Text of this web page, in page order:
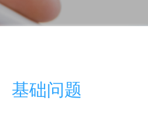
基础问题